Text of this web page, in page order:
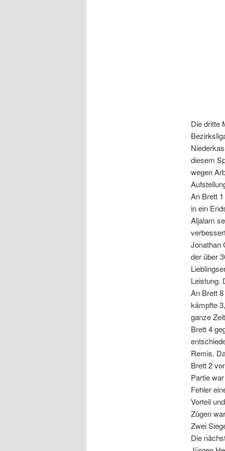
Die dritte
diesem
wegen
An Brett
in ein
Aljalam
Jonathan
der über
Leistung.
An Brett
kämpfte
ganze
Brett 4
Remis.
Brett 2
Partie
Fehler
Vorteil
Zügen
Zwei
Die